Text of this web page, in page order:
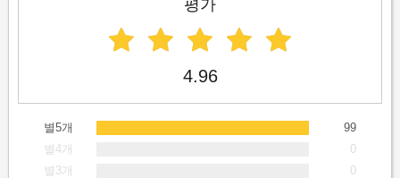
평가
4.96
별5개
99
별4개
0
별3개
0